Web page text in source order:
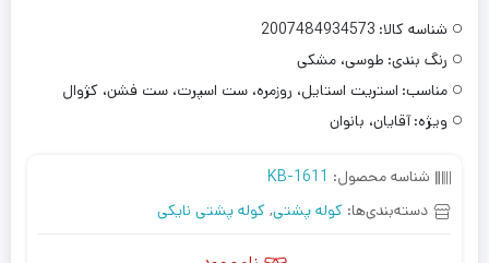
شناسه کالا: 2007484934573
رنگ بندی: طوسی، مشکی
مناسب: استریت استایل، روزمره، ست اسپرت، ست فشن، کژوال
ویژه: آقایان، بانوان
شناسه محصول: KB-1611
دسته‌بندی‌ها: کوله پشتی, کوله پشتی نایکی